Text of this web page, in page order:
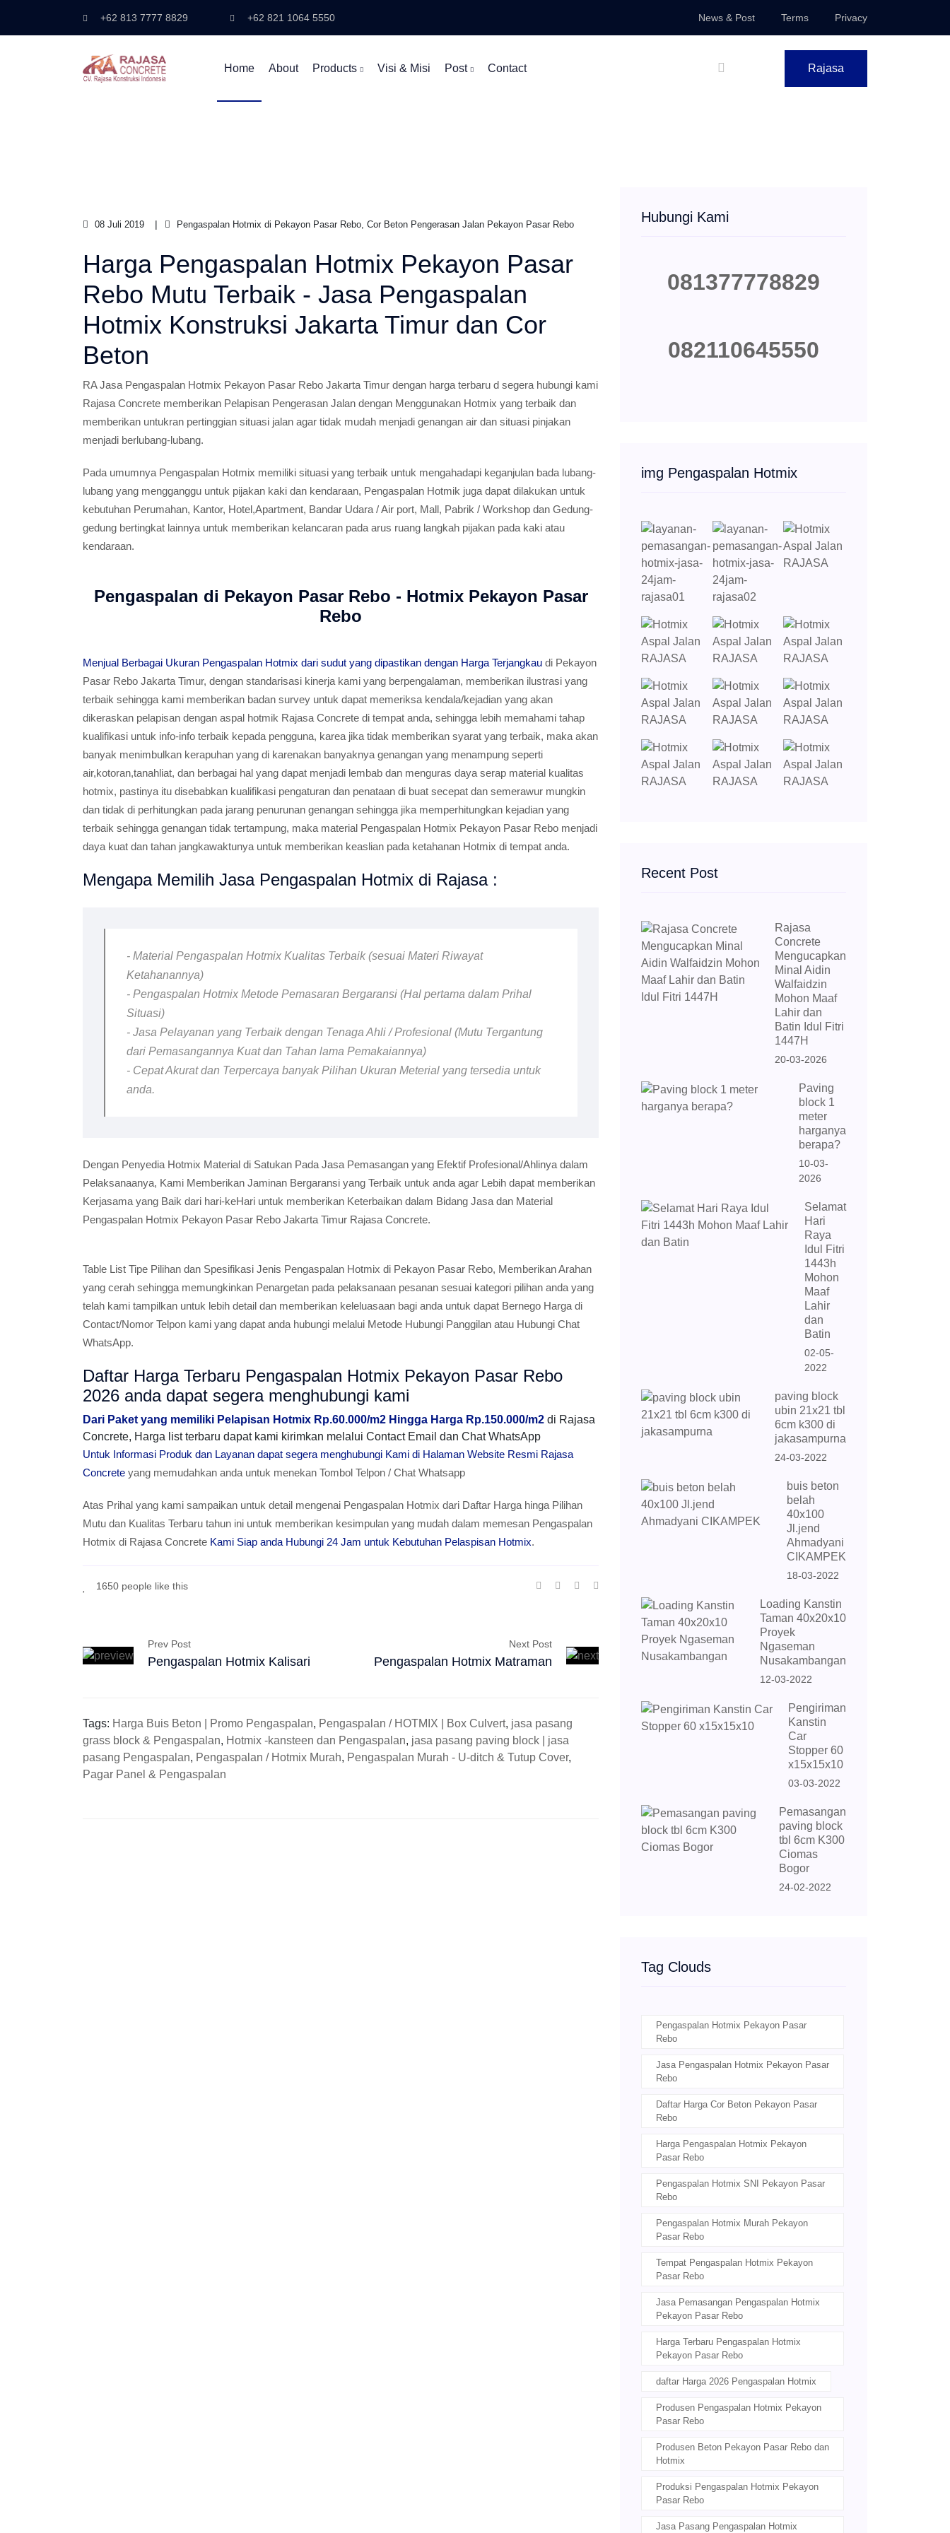
+62 813 7777 8829 +62 821 1064 5550 News & Post Terms Privacy
Home About Products Visi & Misi Post Contact Rajasa
08 Juli 2019 Pengaspalan Hotmix di Pekayon Pasar Rebo, Cor Beton Pengerasan Jalan Pekayon Pasar Rebo
Harga Pengaspalan Hotmix Pekayon Pasar
Rebo Mutu Terbaik - Jasa Pengaspalan
Hotmix Konstruksi Jakarta Timur dan Cor
Beton
RA Jasa Pengaspalan Hotmix Pekayon Pasar Rebo Jakarta Timur dengan harga terbaru d segera hubungi kami
Rajasa Concrete memberikan Pelapisan Pengerasan Jalan dengan Menggunakan Hotmix yang terbaik dan
memberikan untukran pertinggian situasi jalan agar tidak mudah menjadi genangan air dan situasi pinjakan
menjadi berlubang-lubang.
Pada umumnya Pengaspalan Hotmix memiliki situasi yang terbaik untuk mengahadapi keganjulan bada lubang-
lubang yang mengganggu untuk pijakan kaki dan kendaraan, Pengaspalan Hotmik juga dapat dilakukan untuk
kebutuhan Perumahan, Kantor, Hotel,Apartment, Bandar Udara / Air port, Mall, Pabrik / Workshop dan Gedung-
gedung bertingkat lainnya untuk memberikan kelancaran pada arus ruang langkah pijakan pada kaki atau
kendaraan.
Pengaspalan di Pekayon Pasar Rebo - Hotmix Pekayon Pasar
Rebo
Menjual Berbagai Ukuran Pengaspalan Hotmix dari sudut yang dipastikan dengan Harga Terjangkau di Pekayon
Pasar Rebo Jakarta Timur, dengan standarisasi kinerja kami yang berpengalaman, memberikan ilustrasi yang
terbaik sehingga kami memberikan badan survey untuk dapat memeriksa kendala/kejadian yang akan
dikeraskan pelapisan dengan aspal hotmik Rajasa Concrete di tempat anda, sehingga lebih memahami tahap
kualifikasi untuk info-info terbaik kepada pengguna, karea jika tidak memberikan syarat yang terbaik, maka akan
banyak menimbulkan kerapuhan yang di karenakan banyaknya genangan yang menampung seperti
air,kotoran,tanahliat, dan berbagai hal yang dapat menjadi lembab dan menguras daya serap material kualitas
hotmix, pastinya itu disebabkan kualifikasi pengaturan dan penataan di buat secepat dan semerawur mungkin
dan tidak di perhitungkan pada jarang penurunan genangan sehingga jika memperhitungkan kejadian yang
terbaik sehingga genangan tidak tertampung, maka material Pengaspalan Hotmix Pekayon Pasar Rebo menjadi
daya kuat dan tahan jangkawaktunya untuk memberikan keaslian pada ketahanan Hotmix di tempat anda.
Mengapa Memilih Jasa Pengaspalan Hotmix di Rajasa :
- Material Pengaspalan Hotmix Kualitas Terbaik (sesuai Materi Riwayat
Ketahanannya)
- Pengaspalan Hotmix Metode Pemasaran Bergaransi (Hal pertama dalam Prihal
Situasi)
- Jasa Pelayanan yang Terbaik dengan Tenaga Ahli / Profesional (Mutu Tergantung
dari Pemasangannya Kuat dan Tahan lama Pemakaiannya)
- Cepat Akurat dan Terpercaya banyak Pilihan Ukuran Meterial yang tersedia untuk
anda.
Dengan Penyedia Hotmix Material di Satukan Pada Jasa Pemasangan yang Efektif Profesional/Ahlinya dalam
Pelaksanaanya, Kami Memberikan Jaminan Bergaransi yang Terbaik untuk anda agar Lebih dapat memberikan
Kerjasama yang Baik dari hari-keHari untuk memberikan Keterbaikan dalam Bidang Jasa dan Material
Pengaspalan Hotmix Pekayon Pasar Rebo Jakarta Timur Rajasa Concrete.
Table List Tipe Pilihan dan Spesifikasi Jenis Pengaspalan Hotmix di Pekayon Pasar Rebo, Memberikan Arahan
yang cerah sehingga memungkinkan Penargetan pada pelaksanaan pesanan sesuai kategori pilihan anda yang
telah kami tampilkan untuk lebih detail dan memberikan keleluasaan bagi anda untuk dapat Bernego Harga di
Contact/Nomor Telpon kami yang dapat anda hubungi melalui Metode Hubungi Panggilan atau Hubungi Chat
WhatsApp.
Daftar Harga Terbaru Pengaspalan Hotmix Pekayon Pasar Rebo
2026 anda dapat segera menghubungi kami
Dari Paket yang memiliki Pelapisan Hotmix Rp.60.000/m2 Hingga Harga Rp.150.000/m2 di Rajasa
Concrete, Harga list terbaru dapat kami kirimkan melalui Contact Email dan Chat WhatsApp
Untuk Informasi Produk dan Layanan dapat segera menghubungi Kami di Halaman Website Resmi Rajasa
Concrete yang memudahkan anda untuk menekan Tombol Telpon / Chat Whatsapp
Atas Prihal yang kami sampaikan untuk detail mengenai Pengaspalan Hotmix dari Daftar Harga hinga Pilihan
Mutu dan Kualitas Terbaru tahun ini untuk memberikan kesimpulan yang mudah dalam memesan Pengaspalan
Hotmix di Rajasa Concrete Kami Siap anda Hubungi 24 Jam untuk Kebutuhan Pelaspisan Hotmix.
1650 people like this
Prev Post
Pengaspalan Hotmix Kalisari
Next Post
Pengaspalan Hotmix Matraman
Tags: Harga Buis Beton | Promo Pengaspalan, Pengaspalan / HOTMIX | Box Culvert, jasa pasang
grass block & Pengaspalan, Hotmix -kansteen dan Pengaspalan, jasa pasang paving block | jasa
pasang Pengaspalan, Pengaspalan / Hotmix Murah, Pengaspalan Murah - U-ditch & Tutup Cover,
Pagar Panel & Pengaspalan
Hubungi Kami
081377778829
082110645550
img Pengaspalan Hotmix
Recent Post
Rajasa
Concrete
Mengucapkan
Minal Aidin
Walfaidzin
Mohon Maaf
Lahir dan
Batin Idul Fitri
1447H
20-03-2026
Paving
block 1
meter
harganya
berapa?
10-03-
2026
Selamat
Hari
Raya
Idul Fitri
1443h
Mohon
Maaf
Lahir
dan
Batin
02-05-
2022
paving block
ubin 21x21 tbl
6cm k300 di
jakasampurna
24-03-2022
buis beton
belah
40x100
Jl.jend
Ahmadyani
CIKAMPEK
18-03-2022
Loading Kanstin
Taman 40x20x10
Proyek
Ngaseman
Nusakambangan
12-03-2022
Pengiriman
Kanstin
Car
Stopper 60
x15x15x10
03-03-2022
Pemasangan
paving block
tbl 6cm K300
Ciomas
Bogor
24-02-2022
Tag Clouds
Pengaspalan Hotmix Pekayon Pasar
Rebo
Jasa Pengaspalan Hotmix Pekayon Pasar
Rebo
Daftar Harga Cor Beton Pekayon Pasar
Rebo
Harga Pengaspalan Hotmix Pekayon
Pasar Rebo
Pengaspalan Hotmix SNI Pekayon Pasar
Rebo
Pengaspalan Hotmix Murah Pekayon
Pasar Rebo
Tempat Pengaspalan Hotmix Pekayon
Pasar Rebo
Jasa Pemasangan Pengaspalan Hotmix
Pekayon Pasar Rebo
Harga Terbaru Pengaspalan Hotmix
Pekayon Pasar Rebo
daftar Harga 2026 Pengaspalan Hotmix
Produsen Pengaspalan Hotmix Pekayon
Pasar Rebo
Produsen Beton Pekayon Pasar Rebo dan
Hotmix
Produksi Pengaspalan Hotmix Pekayon
Pasar Rebo
Jasa Pasang Pengaspalan Hotmix